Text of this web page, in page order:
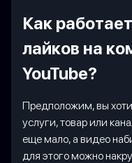
Как
лайков на
YouTube?
Предположим, вы
услуги, товар или
еще мало, а видео
для этого можно